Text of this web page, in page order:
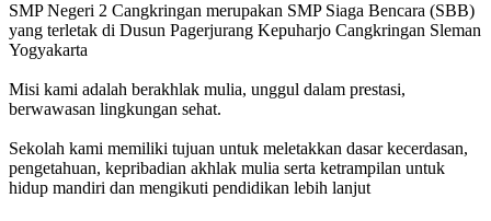
SMP Negeri 2 Cangkringan merupakan SMP Siaga Bencara (SBB)
yang terletak di Dusun Pagerjurang Kepuharjo Cangkringan Sleman
Yogyakarta
Misi kami adalah berakhlak mulia, unggul dalam prestasi,
berwawasan lingkungan sehat.
Sekolah kami memiliki tujuan untuk meletakkan dasar kecerdasan,
pengetahuan, kepribadian akhlak mulia serta ketrampilan untuk
hidup mandiri dan mengikuti pendidikan lebih lanjut